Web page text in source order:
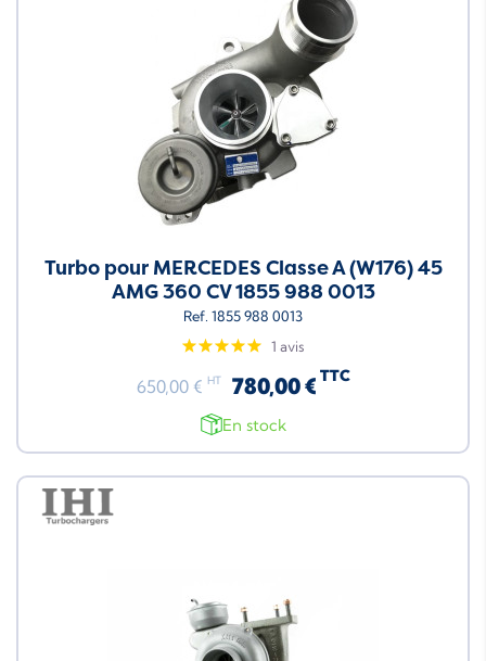
Turbo pour MERCEDES Classe A (W176) 45
AMG 360 CV 1855 988 0013
Ref. 1855 988 0013
1 avis
650,00 € HT 780,00 € TTC
En stock